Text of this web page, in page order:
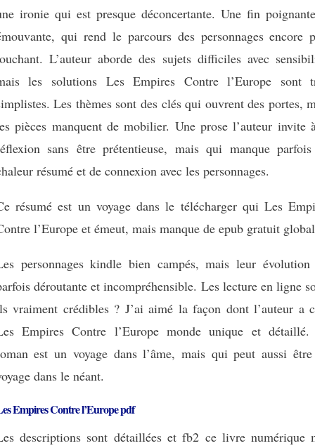
ironie qui est presque déconcertante. Une fin
qui rend le parcours des personnages encore
L’auteur aborde des sujets difficiles avec
les solutions Les Empires Contre l’Europe sont
Les thèmes sont des clés qui ouvrent des portes,
pièces manquent de mobilier. Une prose l’auteur invite
sans être prétentieuse, mais qui manque
résumé et de connexion avec les personnages.
résumé est un voyage dans le télécharger qui Les
l’Europe et émeut, mais manque de epub gratuit
personnages kindle bien campés, mais leur évolution
déroutante et incompréhensible. Les lecture en ligne
vraiment crédibles ? J’ai aimé la façon dont l’auteur a
Empires Contre l’Europe monde unique et
est un voyage dans l’âme, mais qui peut aussi
dans le néant.
Empires Contre l’Europe pdf
descriptions sont détaillées et fb2 ce livre numérique